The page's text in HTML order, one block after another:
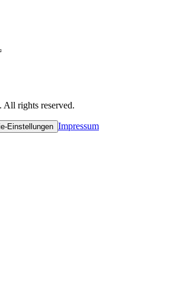
rights reserved.
Einstellungen Impressum